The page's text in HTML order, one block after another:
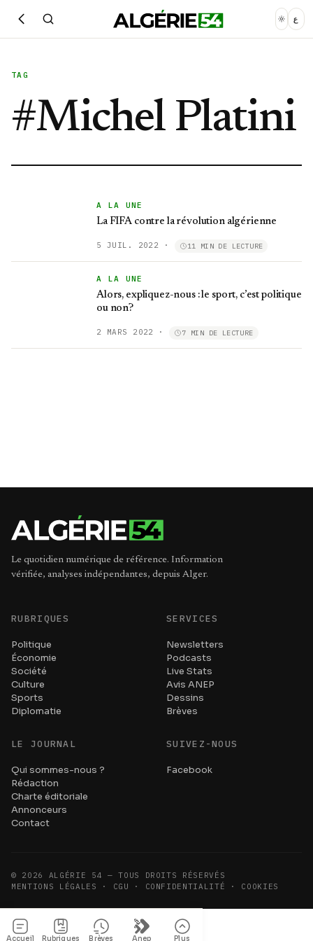
ع
TAG
#Michel Platini
A LA UNE
La FIFA contre la révolution algérienne
5 JUIL. 2022 · 11 MIN DE LECTURE
A LA UNE
Alors, expliquez-nous : le sport, c’est politique
ou non?
2 MARS 2022 · 7 MIN DE LECTURE
Le quotidien numérique de référence. Information
vérifiée, analyses indépendantes, depuis Alger.
RUBRIQUES
Politique
Économie
Société
Culture
Sports
Diplomatie
SERVICES
Newsletters
Podcasts
Live Stats
Avis ANEP
Dessins
Brèves
LE JOURNAL
Qui sommes-nous ?
Rédaction
Charte éditoriale
Annonceurs
Contact
SUIVEZ-NOUS
Facebook
© 2026
ALGÉRIE 54 — TOUS DROITS RÉSERVÉS
MENTIONS LÉGALES · CGU · CONFIDENTIALITÉ · COOKIES
Accueil Rubriques Brèves Anep Plus